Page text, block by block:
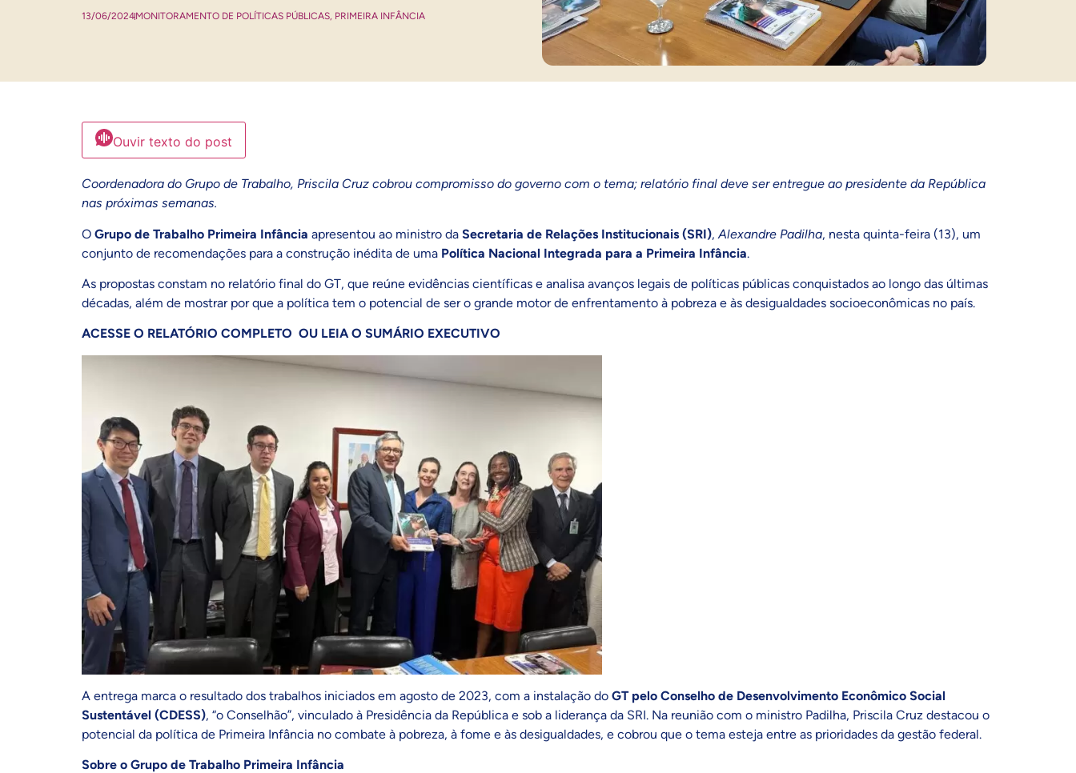
13/06/2024MONITORAMENTO DE POLÍTICAS PÚBLICAS, PRIMEIRA INFÂNCIA
Ouvir texto do post
Coordenadora do Grupo de Trabalho, Priscila Cruz cobrou compromisso do governo com o tema; relatório final deve ser entregue ao presidente da República
nas próximas semanas.
O Grupo de Trabalho Primeira Infância apresentou ao ministro da Secretaria de Relações Institucionais (SRI), Alexandre Padilha, nesta quinta-feira (13), um
conjunto de recomendações para a construção inédita de uma Política Nacional Integrada para a Primeira Infância.
As propostas constam no relatório final do GT, que reúne evidências científicas e analisa avanços legais de políticas públicas conquistados ao longo das últimas
décadas, além de mostrar por que a política tem o potencial de ser o grande motor de enfrentamento à pobreza e às desigualdades socioeconômicas no país.
ACESSE O RELATÓRIO COMPLETO OU LEIA O SUMÁRIO EXECUTIVO
A entrega marca o resultado dos trabalhos iniciados em agosto de 2023, com a instalação do GT pelo Conselho de Desenvolvimento Econômico Social
Sustentável (CDESS), “o Conselhão”, vinculado à Presidência da República e sob a liderança da SRI. Na reunião com o ministro Padilha, Priscila Cruz destacou o
potencial da política de Primeira Infância no combate à pobreza, à fome e às desigualdades, e cobrou que o tema esteja entre as prioridades da gestão federal.
Sobre o Grupo de Trabalho Primeira Infância